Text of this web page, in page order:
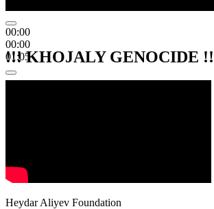
00:00
00:00
01:05
!!! KHOJALY GENOCIDE
Heydar Aliyev Foundation